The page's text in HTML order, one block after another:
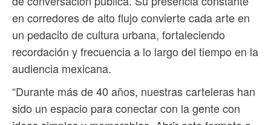
en corredores de alto flujo convierte cada arte en
un pedacito de cultura urbana, fortaleciendo
recordación y frecuencia a lo largo del tiempo en la
audiencia mexicana.
“Durante más de 40 años, nuestras carteleras han
sido un espacio para conectar con la gente con